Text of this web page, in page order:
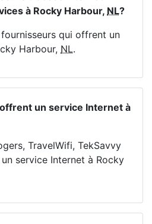
à Rocky Harbour, NL?
qui offrent un
Harbour, NL.
un service Internet à
TravelWifi, TekSavvy
service Internet à Rocky